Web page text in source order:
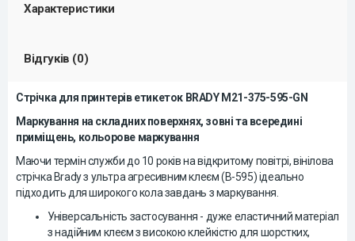
Характеристики
Відгуків (0)
Стрічка для принтерів етикеток BRADY M21-375-595-GN
Маркування на складних поверхнях, зовні та всередині
приміщень, кольорове маркування
Маючи термін служби до 10 років на відкритому повітрі, вінілова
стрічка Brady з ультра агресивним клеєм (B-595) ідеально
підходить для широкого кола завдань з маркування.
Універсальність застосування - дуже еластичний матеріал
з надійним клеєм з високою клейкістю для шорстких,